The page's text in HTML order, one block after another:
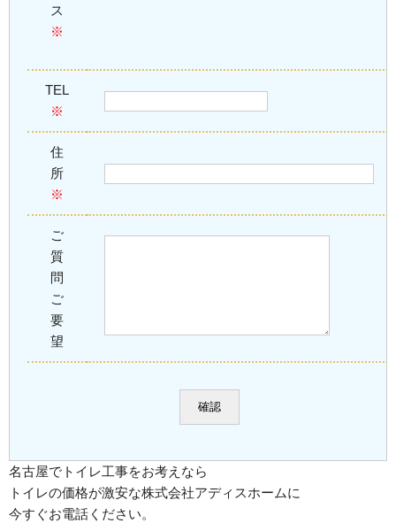
ス
※
TEL
※
住
所
※
ご
質
問
ご
要
望
名古屋でトイレ工事をお考えなら
トイレの価格が激安な株式会社アディスホームに
今すぐお電話ください。